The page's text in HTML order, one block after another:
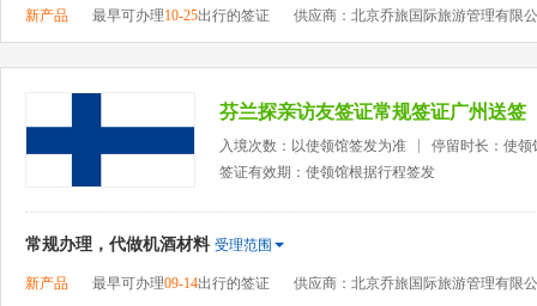
新产品 最早可办理10-25出行的签证 供应商：北京乔旅国际旅游管理有限
芬兰探亲访友签证常规签证广州送签
入境次数：以使领馆签发为准
停留时长：使领
签证有效期：使领馆根据行程签发
常规办理，代做机酒材料 受理范围
新产品 最早可办理09-14出行的签证 供应商：北京乔旅国际旅游管理有限